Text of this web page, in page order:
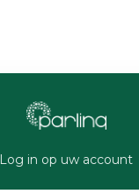
Log in op uw account